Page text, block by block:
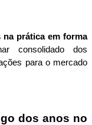
na prática em forma
consolidado dos
para o mercado
dos anos no